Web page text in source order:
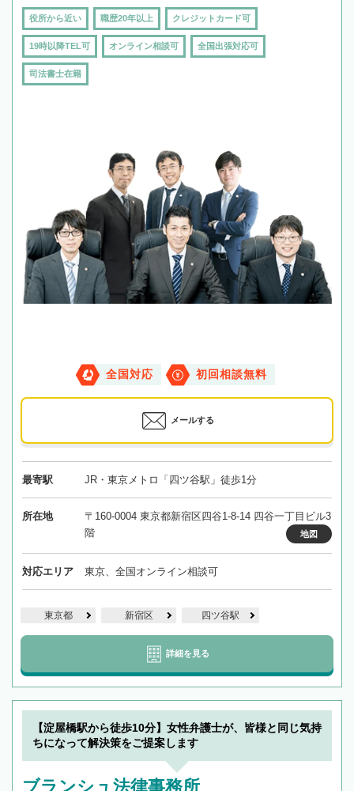
役所から近い 職歴20年以上 クレジットカード可
19時以降TEL可 オンライン相談可 全国出張対応可
司法書士在籍
全国対応 初回相談無料
メールする
最寄駅 JR・東京メトロ「四ツ谷駅」徒歩1分
所在地
〒160-0004 東京都新宿区四谷1-8-14 四谷一丁目ビル3
階
地図
対応エリア 東京、全国オンライン相談可
東京都 新宿区 四ツ谷駅
詳細を見る
【淀屋橋駅から徒歩10分】女性弁護士が、皆様と同じ気持
ちになって解決策をご提案します
ブランシュ法律事務所